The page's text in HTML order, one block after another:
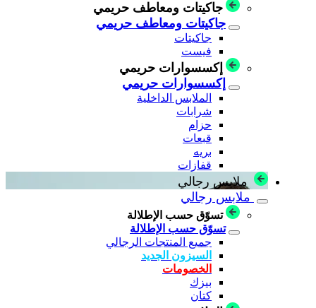
جاكيتات ومعاطف حريمي
جاكيتات ومعاطف حريمي
جاكيتات
فيست
إكسسوارات حريمي
إكسسوارات حريمي
الملابس الداخلية
شرابات
حزام
قبعات
بريه
قفازات
ملابس رجالي
ملابس رجالي
تسوّق حسب الإطلالة
تسوّق حسب الإطلالة
جميع المنتجات الرجالي
السيزون الجديد
الخصومات
بيزك
كتان